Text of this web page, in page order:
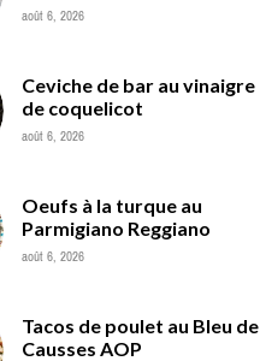
août 6, 2026
Ceviche de bar au vinaigre
de coquelicot
août 6, 2026
Oeufs à la turque au
Parmigiano Reggiano
août 6, 2026
Tacos de poulet au Bleu de
Causses AOP